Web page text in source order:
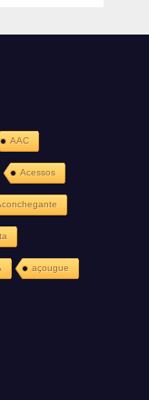
AAC
Acessos
açougue